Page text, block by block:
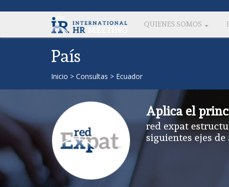
QUIENES SOMOS
País
Inicio > Consultas > Ecuador
Aplica el
red expat
siguientes ejes